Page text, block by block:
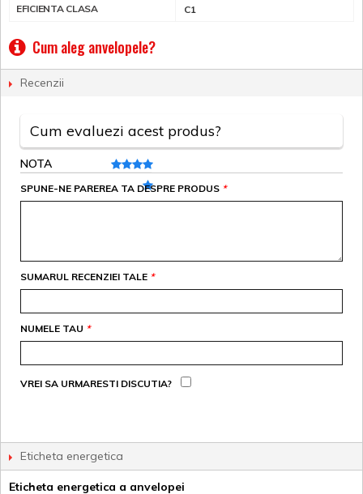
EFICIENTA CLASA C1
Cum aleg anvelopele?
Recenzii
Cum evaluezi acest produs?
NOTA
*
SPUNE-NE PAREREA TA DESPRE PRODUS
*
SUMARUL RECENZIEI TALE
*
NUMELE TAU
VREI SA URMARESTI DISCUTIA?
Eticheta energetica
Eticheta energetica a anvelopei